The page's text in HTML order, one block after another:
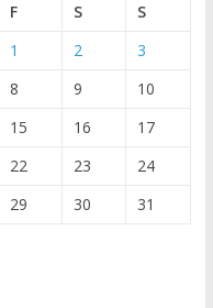
F S
S
1
2
3
8 9
10
15 16
17
22 23
24
29 30 31